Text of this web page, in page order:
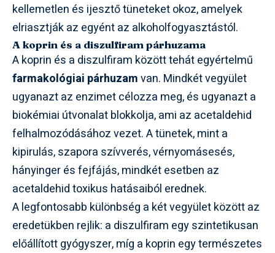
kellemetlen és ijesztő tüneteket okoz, amelyek
elriasztják az egyént az alkoholfogyasztástól.
A koprin és a diszulfiram párhuzama
A koprin és a diszulfiram között tehát egyértelmű
farmakológiai párhuzamvan. Mindkét vegyület
ugyanazt az enzimet célozza meg, és ugyanazt a
biokémiai útvonalat blokkolja, ami az acetaldehid
felhalmozódásához vezet. A tünetek, mint a
kipirulás, szapora szívverés, vérnyomásesés,
hányinger és fejfájás, mindkét esetben az
acetaldehid toxikus hatásaiból erednek.
A legfontosabb különbség a két vegyület között az
eredetükben rejlik: a diszulfiram egy szintetikusan
előállított gyógyszer, míg a koprin egy természetes